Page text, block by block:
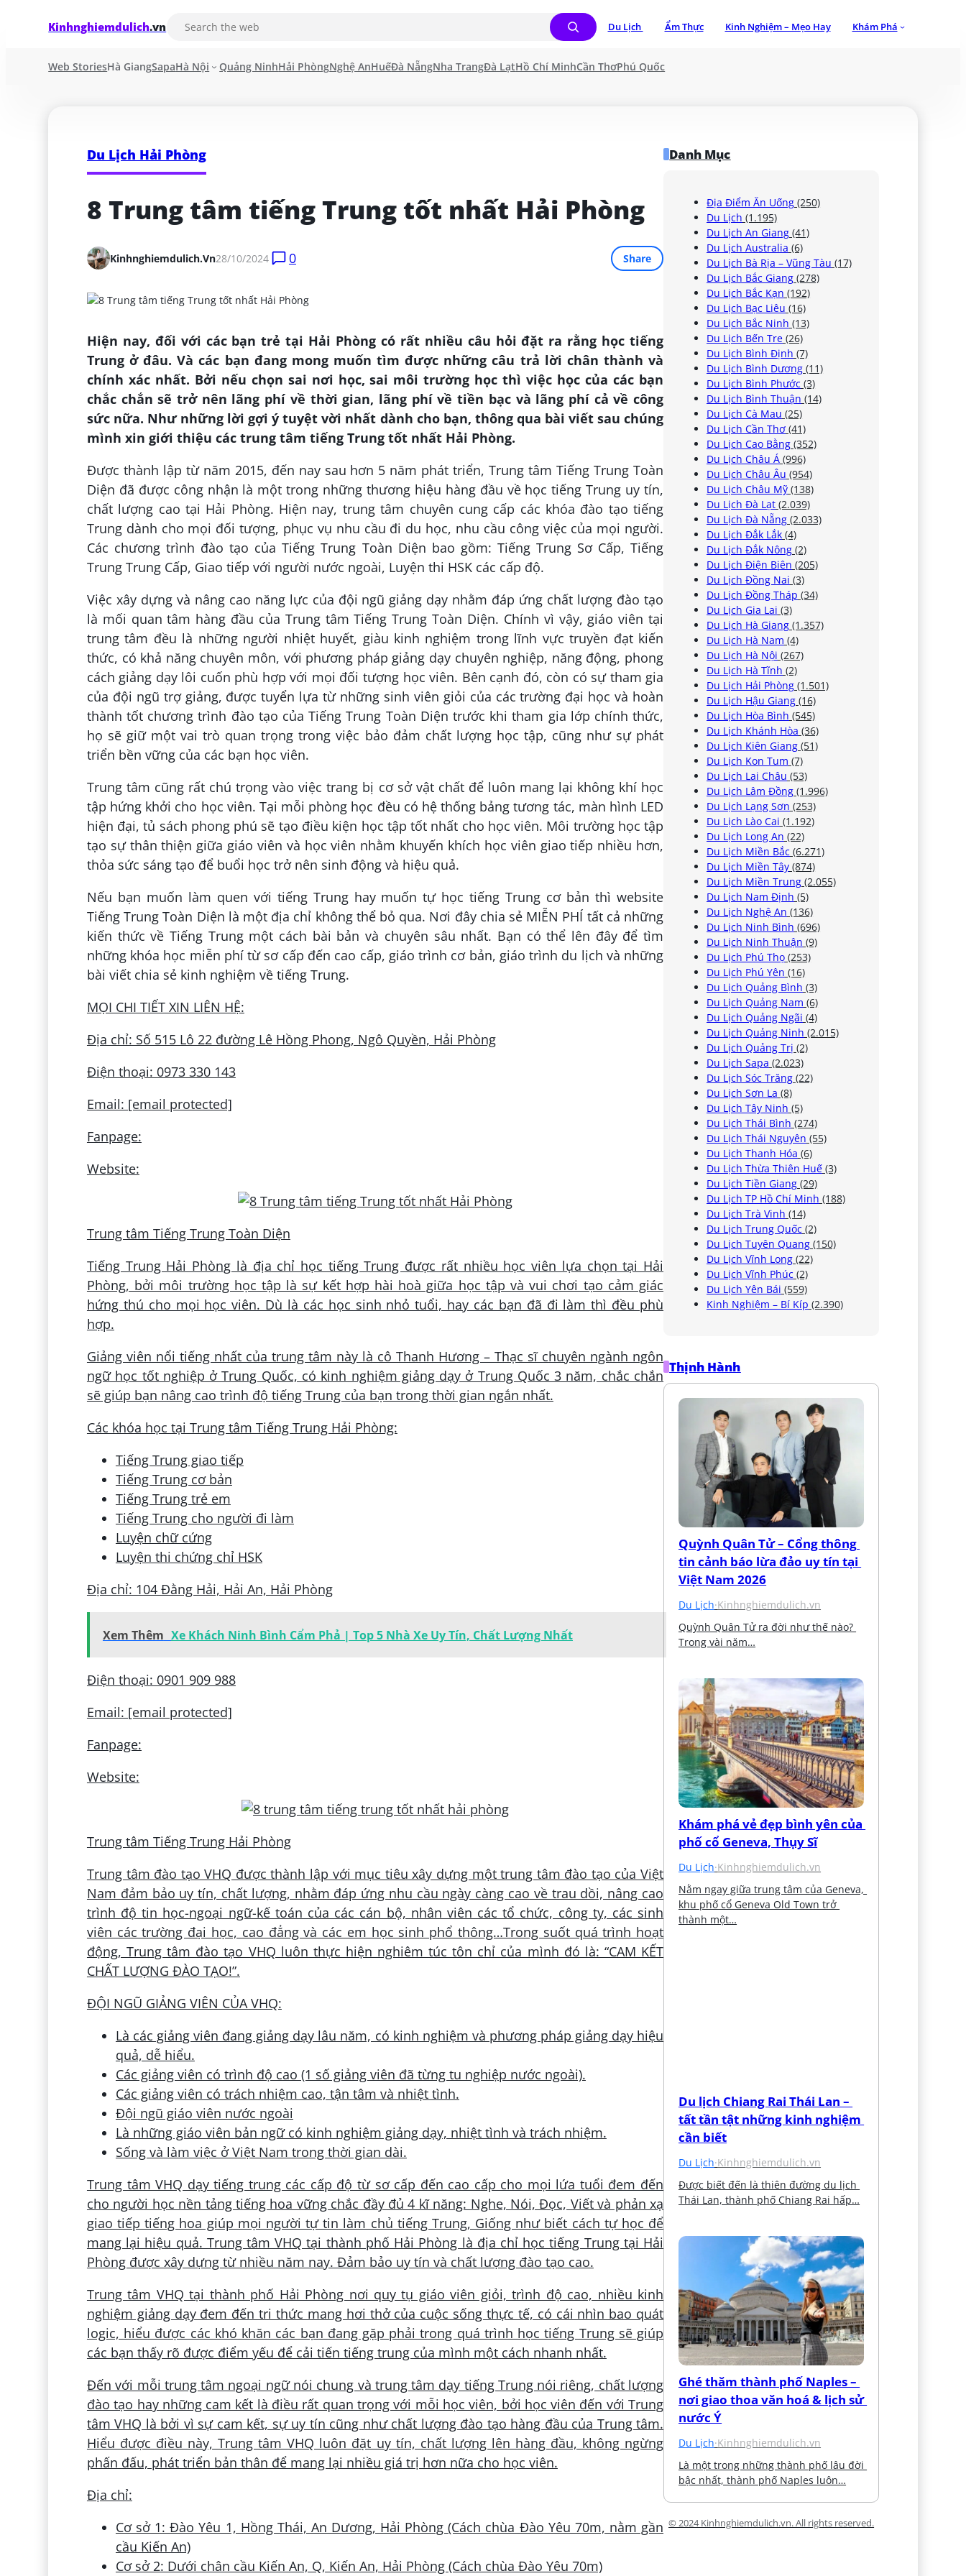
Kinhnghiemdulich.vn Du Lịch Ẩm Thực Kinh Nghiệm – Mẹo Hay Khám Phá
Web StoriesHà GiangSapaHà Nội Quảng NinhHải PhòngNghệ AnHuếĐà NẵngNha TrangĐà LạtHồ Chí MinhCần ThơPhú Quốc
Du Lịch Hải Phòng
8 Trung tâm tiếng Trung tốt nhất Hải Phòng
Kinhnghiemdulich.vn28/10/2024 0 Share
Hiện nay, đối với các bạn trẻ tại Hải Phòng có rất nhiều câu hỏi đặt ra rằng học tiếng
Trung ở đâu. Và các bạn đang mong muốn tìm được những câu trả lời chân thành và
chính xác nhất. Bởi nếu chọn sai nơi học, sai môi trường học thì việc học của các bạn
chắc chắn sẽ trở nên lãng phí về thời gian, lãng phí về tiền bạc và lãng phí cả về công
sức nữa. Như những lời gợi ý tuyệt vời nhất dành cho bạn, thông qua bài viết sau chúng
mình xin giới thiệu các trung tâm tiếng Trung tốt nhất Hải Phòng.
Được thành lập từ năm 2015, đến nay sau hơn 5 năm phát triển, Trung tâm Tiếng Trung Toàn
Diện đã được công nhận là một trong những thương hiệu hàng đầu về học tiếng Trung uy tín,
chất lượng cao tại Hải Phòng. Hiện nay, trung tâm chuyên cung cấp các khóa đào tạo tiếng
Trung dành cho mọi đối tượng, phục vụ nhu cầu đi du học, nhu cầu công việc của mọi người.
Các chương trình đào tạo của Tiếng Trung Toàn Diện bao gồm: Tiếng Trung Sơ Cấp, Tiếng
Trung Trung Cấp, Giao tiếp với người nước ngoài, Luyện thi HSK các cấp độ.
Việc xây dựng và nâng cao năng lực của đội ngũ giảng dạy nhằm đáp ứng chất lượng đào tạo
là mối quan tâm hàng đầu của Trung tâm Tiếng Trung Toàn Diện. Chính vì vậy, giáo viên tại
trung tâm đều là những người nhiệt huyết, giàu kinh nghiệm trong lĩnh vực truyền đạt kiến
thức, có khả năng chuyên môn, với phương pháp giảng dạy chuyên nghiệp, năng động, phong
cách giảng dạy lôi cuốn phù hợp với mọi đối tượng học viên. Bên cạnh đó, còn có sự tham gia
của đội ngũ trợ giảng, được tuyển lựa từ những sinh viên giỏi của các trường đại học và hoàn
thành tốt chương trình đào tạo của Tiếng Trung Toàn Diện trước khi tham gia lớp chính thức,
họ sẽ giữ một vai trò quan trọng trong việc bảo đảm chất lượng học tập, cũng như sự phát
triển bền vững của các bạn học viên.
Trung tâm cũng rất chú trọng vào việc trang bị cơ sở vật chất để luôn mang lại không khí học
tập hứng khởi cho học viên. Tại mỗi phòng học đều có hệ thống bảng tương tác, màn hình LED
hiện đại, tủ sách phong phú sẽ tạo điều kiện học tập tốt nhất cho học viên. Môi trường học tập
tạo sự thân thiện giữa giáo viên và học viên nhằm khuyến khích học viên giao tiếp nhiều hơn,
thỏa sức sáng tạo để buổi học trở nên sinh động và hiệu quả.
Nếu bạn muốn làm quen với tiếng Trung hay muốn tự học tiếng Trung cơ bản thì website
Tiếng Trung Toàn Diện là một địa chỉ không thể bỏ qua. Nơi đây chia sẻ MIỄN PHÍ tất cả những
kiến thức về Tiếng Trung một cách bài bản và chuyên sâu nhất. Bạn có thể lên đây để tìm
những khóa học miễn phí từ sơ cấp đến cao cấp, giáo trình cơ bản, giáo trình du lịch và những
bài viết chia sẻ kinh nghiệm về tiếng Trung.
MỌI CHI TIẾT XIN LIÊN HỆ:
Địa chỉ: Số 515 Lô 22 đường Lê Hồng Phong, Ngô Quyền, Hải Phòng
Điện thoại: 0973 330 143
Email: [email protected]
Fanpage:
Website:
Trung tâm Tiếng Trung Toàn Diện
Tiếng Trung Hải Phòng là địa chỉ học tiếng Trung được rất nhiều học viên lựa chọn tại Hải
Phòng, bởi môi trường học tập là sự kết hợp hài hoà giữa học tập và vui chơi tạo cảm giác
hứng thú cho mọi học viên. Dù là các học sinh nhỏ tuổi, hay các bạn đã đi làm thì đều phù
hợp.
Giảng viên nổi tiếng nhất của trung tâm này là cô Thanh Hương – Thạc sĩ chuyên ngành ngôn
ngữ học tốt nghiệp ở Trung Quốc, có kinh nghiệm giảng dạy ở Trung Quốc 3 năm, chắc chắn
sẽ giúp bạn nâng cao trình độ tiếng Trung của bạn trong thời gian ngắn nhất.
Các khóa học tại Trung tâm Tiếng Trung Hải Phòng:
Tiếng Trung giao tiếp
Tiếng Trung cơ bản
Tiếng Trung trẻ em
Tiếng Trung cho người đi làm
Luyện chữ cứng
Luyện thi chứng chỉ HSK
Địa chỉ: 104 Đằng Hải, Hải An, Hải Phòng
Xem Thêm Xe Khách Ninh Bình Cẩm Phả | Top 5 Nhà Xe Uy Tín, Chất Lượng Nhất
Điện thoại: 0901 909 988
Email: [email protected]
Fanpage:
Website:
Trung tâm Tiếng Trung Hải Phòng
Trung tâm đào tạo VHQ được thành lập với mục tiêu xây dựng một trung tâm đào tạo của Việt
Nam đảm bảo uy tín, chất lượng, nhằm đáp ứng nhu cầu ngày càng cao về trau dồi, nâng cao
trình độ tin học-ngoại ngữ-kế toán của các cán bộ, nhân viên các tổ chức, công ty, các sinh
viên các trường đại học, cao đẳng và các em học sinh phổ thông…Trong suốt quá trình hoạt
động, Trung tâm đào tạo VHQ luôn thực hiện nghiêm túc tôn chỉ của mình đó là: “CAM KẾT
CHẤT LƯỢNG ĐÀO TẠO!”.
ĐỘI NGŨ GIẢNG VIÊN CỦA VHQ:
Là các giảng viên đang giảng dạy lâu năm, có kinh nghiệm và phương pháp giảng dạy hiệu
quả, dễ hiểu.
Các giảng viên có trình độ cao (1 số giảng viên đã từng tu nghiệp nước ngoài).
Các giảng viên có trách nhiệm cao, tận tâm và nhiệt tình.
Đội ngũ giáo viên nước ngoài
Là những giáo viên bản ngữ có kinh nghiệm giảng dạy, nhiệt tình và trách nhiệm.
Sống và làm việc ở Việt Nam trong thời gian dài.
Trung tâm VHQ dạy tiếng trung các cấp độ từ sơ cấp đến cao cấp cho mọi lứa tuổi đem đến
cho người học nền tảng tiếng hoa vững chắc đầy đủ 4 kĩ năng: Nghe, Nói, Đọc, Viết và phản xạ
giao tiếp tiếng hoa giúp mọi người tự tin làm chủ tiếng Trung, Giống như biết cách tự học để
mang lại hiệu quả. Trung tâm VHQ tại thành phố Hải Phòng là địa chỉ học tiếng Trung tại Hải
Phòng được xây dựng từ nhiều năm nay. Đảm bảo uy tín và chất lượng đào tạo cao.
Trung tâm VHQ tại thành phố Hải Phòng nơi quy tụ giáo viên giỏi, trình độ cao, nhiều kinh
nghiệm giảng dạy đem đến tri thức mang hơi thở của cuộc sống thực tế, có cái nhìn bao quát
logic, hiểu được các khó khăn các bạn đang gặp phải trong quá trình học tiếng Trung sẽ giúp
các bạn thấy rõ được điểm yếu để cải tiến tiếng trung của mình một cách nhanh nhất.
Đến với mỗi trung tâm ngoại ngữ nói chung và trung tâm dạy tiếng Trung nói riêng, chất lượng
đào tạo hay những cam kết là điều rất quan trọng với mỗi học viên, bởi học viên đến với Trung
tâm VHQ là bởi vì sự cam kết, sự uy tín cũng như chất lượng đào tạo hàng đầu của Trung tâm.
Hiểu được điều này, Trung tâm VHQ luôn đặt uy tín, chất lượng lên hàng đầu, không ngừng
phấn đấu, phát triển bản thân để mang lại nhiều giá trị hơn nữa cho học viên.
Địa chỉ:
Cơ sở 1: Đào Yêu 1, Hồng Thái, An Dương, Hải Phòng (Cách chùa Đào Yêu 70m, nằm gần
cầu Kiến An)
Cơ sở 2: Dưới chân cầu Kiến An, Q, Kiến An, Hải Phòng (Cách chùa Đào Yêu 70m)
Danh Mục
Địa Điểm Ăn Uống (250)
Du Lịch (1.195)
Du Lịch An Giang (41)
Du Lịch Australia (6)
Du Lịch Bà Rịa – Vũng Tàu (17)
Du Lịch Bắc Giang (278)
Du Lịch Bắc Kạn (192)
Du Lịch Bạc Liêu (16)
Du Lịch Bắc Ninh (13)
Du Lịch Bến Tre (26)
Du Lịch Bình Định (7)
Du Lịch Bình Dương (11)
Du Lịch Bình Phước (3)
Du Lịch Bình Thuận (14)
Du Lịch Cà Mau (25)
Du Lịch Cần Thơ (41)
Du Lịch Cao Bằng (352)
Du Lịch Châu Á (996)
Du Lịch Châu Âu (954)
Du Lịch Châu Mỹ (138)
Du Lịch Đà Lạt (2.039)
Du Lịch Đà Nẵng (2.033)
Du Lịch Đắk Lắk (4)
Du Lịch Đắk Nông (2)
Du Lịch Điện Biên (205)
Du Lịch Đồng Nai (3)
Du Lịch Đồng Tháp (34)
Du Lịch Gia Lai (3)
Du Lịch Hà Giang (1.357)
Du Lịch Hà Nam (4)
Du Lịch Hà Nội (267)
Du Lịch Hà Tĩnh (2)
Du Lịch Hải Phòng (1.501)
Du Lịch Hậu Giang (16)
Du Lịch Hòa Bình (545)
Du Lịch Khánh Hòa (36)
Du Lịch Kiên Giang (51)
Du Lịch Kon Tum (7)
Du Lịch Lai Châu (53)
Du Lịch Lâm Đồng (1.996)
Du Lịch Lạng Sơn (253)
Du Lịch Lào Cai (1.192)
Du Lịch Long An (22)
Du Lịch Miền Bắc (6.271)
Du Lịch Miền Tây (874)
Du Lịch Miền Trung (2.055)
Du Lịch Nam Định (5)
Du Lịch Nghệ An (136)
Du Lịch Ninh Bình (696)
Du Lịch Ninh Thuận (9)
Du Lịch Phú Thọ (253)
Du Lịch Phú Yên (16)
Du Lịch Quảng Bình (3)
Du Lịch Quảng Nam (6)
Du Lịch Quảng Ngãi (4)
Du Lịch Quảng Ninh (2.015)
Du Lịch Quảng Trị (2)
Du Lịch Sapa (2.023)
Du Lịch Sóc Trăng (22)
Du Lịch Sơn La (8)
Du Lịch Tây Ninh (5)
Du Lịch Thái Bình (274)
Du Lịch Thái Nguyên (55)
Du Lịch Thanh Hóa (6)
Du Lịch Thừa Thiên Huế (3)
Du Lịch Tiền Giang (29)
Du Lịch TP Hồ Chí Minh (188)
Du Lịch Trà Vinh (14)
Du Lịch Trung Quốc (2)
Du Lịch Tuyên Quang (150)
Du Lịch Vĩnh Long (22)
Du Lịch Vĩnh Phúc (2)
Du Lịch Yên Bái (559)
Kinh Nghiệm – Bí Kíp (2.390)
Thịnh Hành
Quỳnh Quân Tử – Cổng thông
tin cảnh báo lừa đảo uy tín tại
Việt Nam 2026
Du Lịch·Kinhnghiemdulich.vn
Quỳnh Quân Tử ra đời như thế nào?
Trong vài năm…
Khám phá vẻ đẹp bình yên của
phố cổ Geneva, Thụy Sĩ
Du Lịch·Kinhnghiemdulich.vn
Nằm ngay giữa trung tâm của Geneva,
khu phố cổ Geneva Old Town trở
thành một…
Du lịch Chiang Rai Thái Lan –
tất tần tật những kinh nghiệm
cần biết
Du Lịch·Kinhnghiemdulich.vn
Được biết đến là thiên đường du lịch
Thái Lan, thành phố Chiang Rai hấp…
Ghé thăm thành phố Naples –
nơi giao thoa văn hoá & lịch sử
nước Ý
Du Lịch·Kinhnghiemdulich.vn
Là một trong những thành phố lâu đời
bậc nhất, thành phố Naples luôn…
© 2024 Kinhnghiemdulich.vn. All rights reserved.